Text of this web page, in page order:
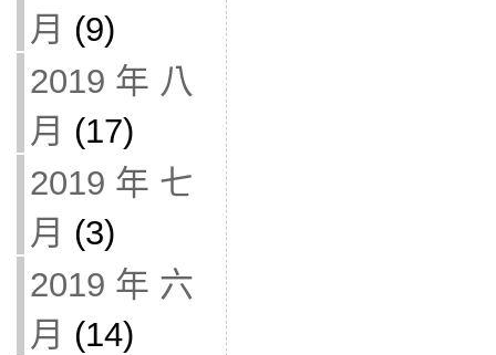
月 (9)
2019 年 八
月 (17)
2019 年 七
月 (3)
2019 年 六
月 (14)